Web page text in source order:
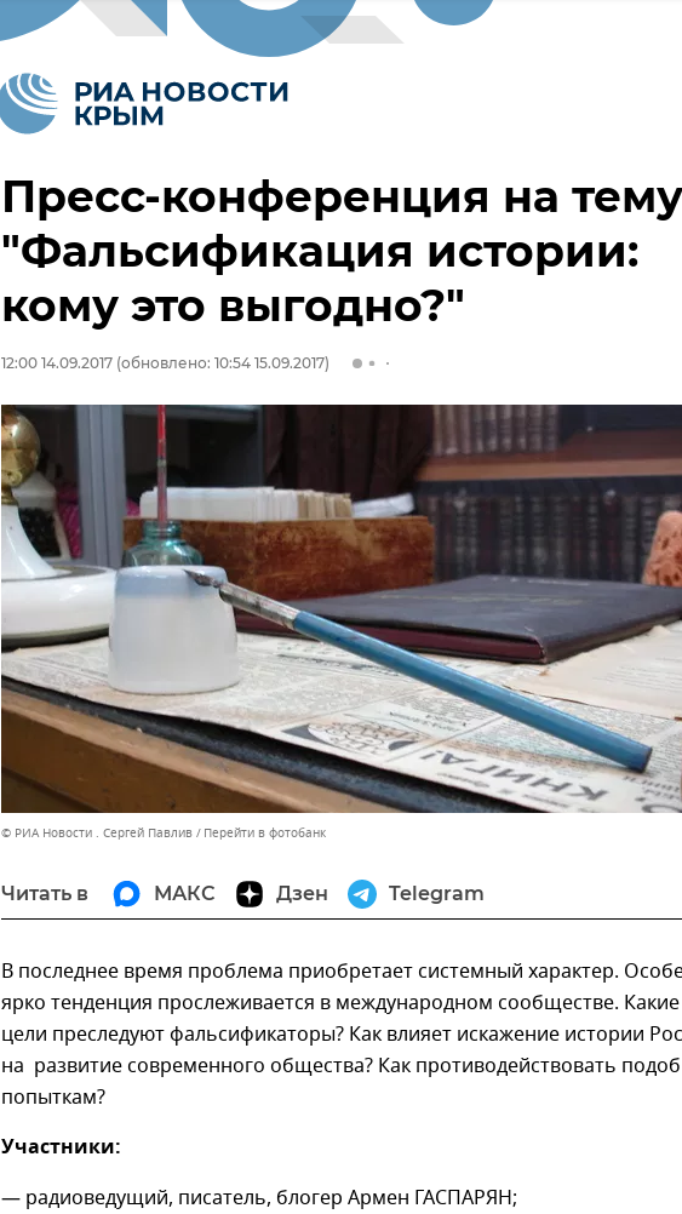
Пресс-конференция на
"Фальсификация истории:
кому это выгодно?"
12:00 14.09.2017 (обновлено: 10:54 15.09.2017)
© РИА Новости . Сергей Павлив Перейти в фотобанк
Читать в МАКС Дзен Telegram
В последнее время проблема приобретает системный характер.
ярко тенденция прослеживается в международном сообществе. Какие
цели преследуют фальсификаторы? Как влияет искажение истории
на развитие современного общества? Как противодействовать
попыткам?
Участники:
— радиоведущий, писатель, блогер Армен ГАСПАРЯН;